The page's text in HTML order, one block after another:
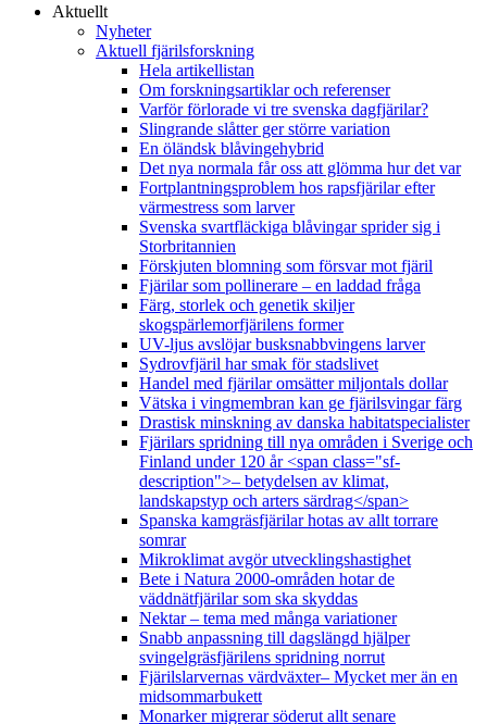
Aktuellt
Nyheter
Aktuell fjärilsforskning
Hela artikellistan
Om forskningsartiklar och referenser
Varför förlorade vi tre svenska dagfjärilar?
Slingrande slåtter ger större variation
En öländsk blåvingehybrid
Det nya normala får oss att glömma hur det var
Fortplantningsproblem hos rapsfjärilar efter
värmestress som larver
Svenska svartfläckiga blåvingar sprider sig i
Storbritannien
Förskjuten blomning som försvar mot fjäril
Fjärilar som pollinerare – en laddad fråga
Färg, storlek och genetik skiljer
skogspärlemorfjärilens former
UV-ljus avslöjar busksnabbvingens larver
Sydrovfjäril har smak för stadslivet
Handel med fjärilar omsätter miljontals dollar
Vätska i vingmembran kan ge fjärilsvingar färg
Drastisk minskning av danska habitatspecialister
Fjärilars spridning till nya områden i Sverige och
Finland under 120 år <span class="sf-
description">– betydelsen av klimat,
landskapstyp och arters särdrag</span>
Spanska kamgräsfjärilar hotas av allt torrare
somrar
Mikroklimat avgör utvecklingshastighet
Bete i Natura 2000-områden hotar de
väddnätfjärilar som ska skyddas
Nektar – tema med många variationer
Snabb anpassning till dagslängd hjälper
svingelgräsfjärilens spridning norrut
Fjärilslarvernas värdväxter– Mycket mer än en
midsommarbukett
Monarker migrerar söderut allt senare